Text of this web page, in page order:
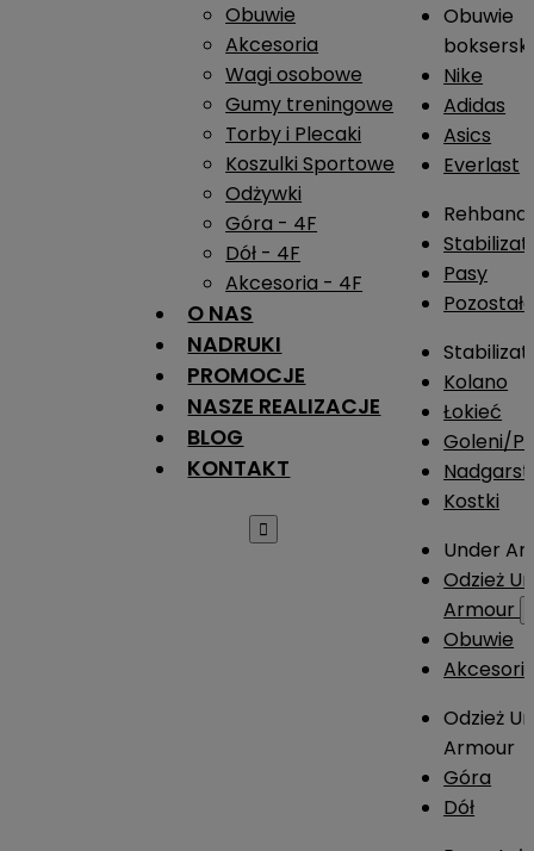
Obuwie
Akcesoria
Wagi osobowe
Gumy treningowe
Torby i Plecaki
Koszulki Sportowe
Odżywki
Góra - 4F
Dół - 4F
Akcesoria - 4F
O NAS
NADRUKI
PROMOCJE
NASZE REALIZACJE
BLOG
KONTAKT

Obuwie
Nike
Adidas
Asics
Everlast
Rehband
Pasy
Kolano
Łokieć
Goleni/
Kostki
Under
Odzież
Armour
Obuwie
Odzież
Armour
Góra
Dół